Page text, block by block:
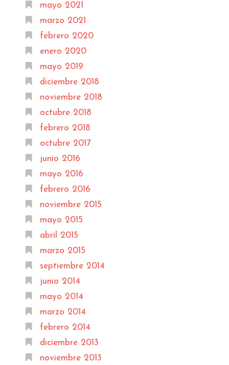
mayo 2021
marzo 2021
febrero 2020
enero 2020
mayo 2019
diciembre 2018
noviembre 2018
octubre 2018
febrero 2018
octubre 2017
junio 2016
mayo 2016
febrero 2016
noviembre 2015
mayo 2015
abril 2015
marzo 2015
septiembre 2014
junio 2014
mayo 2014
marzo 2014
febrero 2014
diciembre 2013
noviembre 2013